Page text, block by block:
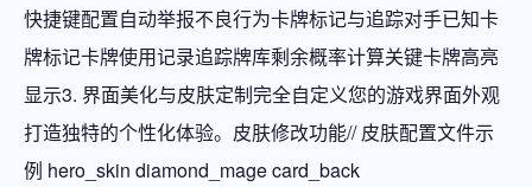
快捷键配置自动举报不良行为卡牌标记与追踪对手已知卡
牌标记卡牌使用记录追踪牌库剩余概率计算关键卡牌高亮
显示3. 界面美化与皮肤定制完全自定义您的游戏界面外观
打造独特的个性化体验。皮肤修改功能// 皮肤配置文件示
例 hero_skin diamond_mage card_back